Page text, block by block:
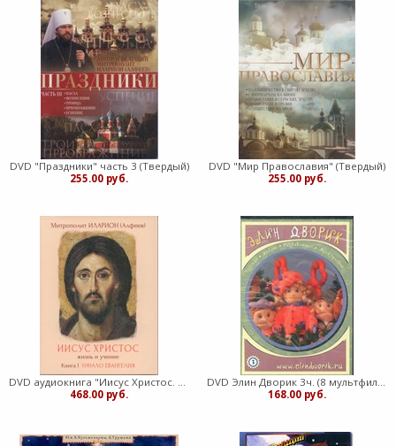
DVD "Праздники" часть 3 (Твердый)
255.00 руб.
DVD "Мир Православия" (Твердый)
255.00 руб.
DVD аудиокнига "Иисус Христос. Жизнь и учение. Книга 1. Начало Евангелия" (Твердый)
468.00 руб.
DVD Элин Дворик 3ч. (8 мультфильмов)
168.00 руб.